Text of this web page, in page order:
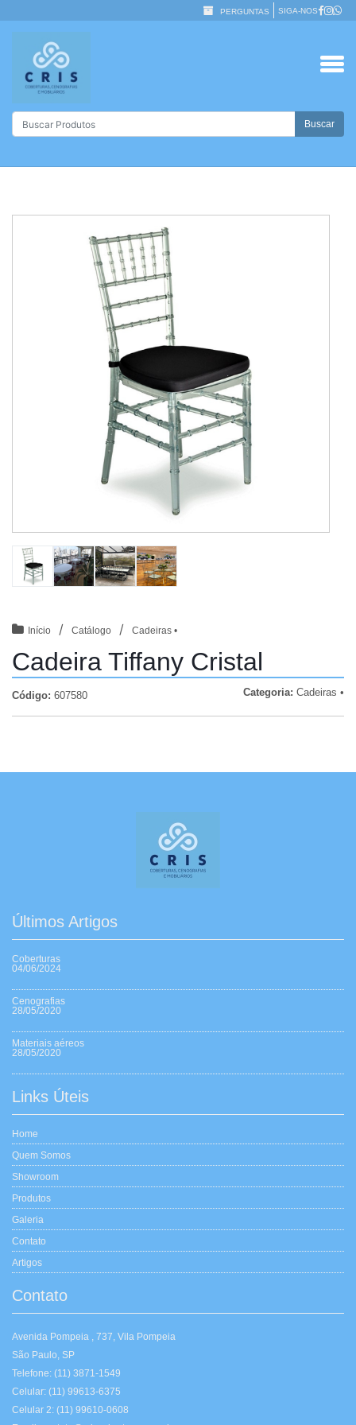
PERGUNTAS SIGA-NOS
Buscar
Início / Catálogo / Cadeiras •
Cadeira Tiffany Cristal
Código: 607580 Categoria: Cadeiras •
Últimos Artigos
Coberturas
04/06/2024
Cenografias
28/05/2020
Materiais aéreos
28/05/2020
Links Úteis
Home
Quem Somos
Showroom
Produtos
Galeria
Contato
Artigos
Contato
Avenida Pompeia , 737, Vila Pompeia
São Paulo, SP
Telefone: (11) 3871-1549
Celular: (11) 99613-6375
Celular 2: (11) 99610-0608